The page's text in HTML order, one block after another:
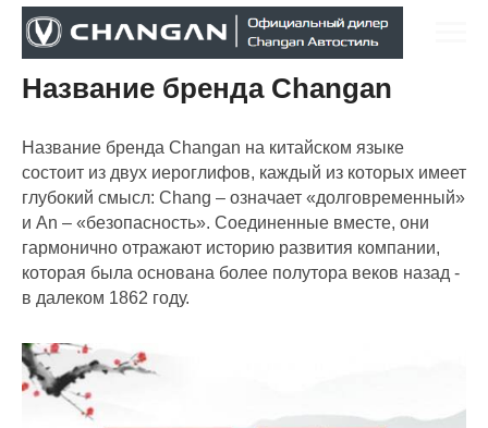
О компании CHANGAN
Название бренда Changan
Название бренда Changan на китайском языке
состоит из двух иероглифов, каждый из которых имеет
глубокий смысл: Chang – означает «долговременный»
и An – «безопасность». Соединенные вместе, они
гармонично отражают историю развития компании,
которая была основана более полутора веков назад -
в далеком 1862 году.